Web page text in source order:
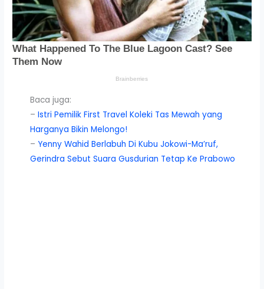
Baca juga:
–Istri Pemilik First Travel Koleki Tas Mewah yang
Harganya Bikin Melongo!
–Yenny Wahid Berlabuh Di Kubu Jokowi-Ma’ruf,
Gerindra Sebut Suara Gusdurian Tetap Ke Prabowo